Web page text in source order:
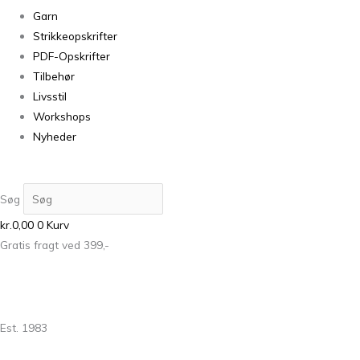
Garn
Strikkeopskrifter
PDF-Opskrifter
Tilbehør
Livsstil
Workshops
Nyheder
Søg
kr.0,00 0 Kurv
Gratis fragt ved 399,-
Est. 1983